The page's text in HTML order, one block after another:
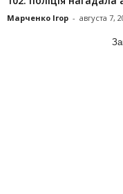
Марченко Ігор - августа 7,